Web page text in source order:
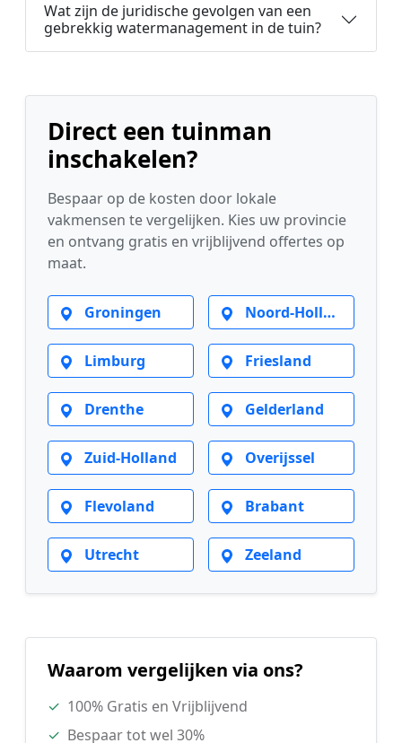
Wat zijn de juridische gevolgen van een
gebrekkig watermanagement in de tuin?
Direct een tuinman
inschakelen?
Bespaar op de kosten door lokale
vakmensen te vergelijken. Kies uw provincie
en ontvang gratis en vrijblijvend offertes op
maat.
Groningen Noord-Holland
Limburg Friesland
Drenthe Gelderland
Zuid-Holland Overijssel
Flevoland Brabant
Utrecht Zeeland
Waarom vergelijken via ons?
✓ 100% Gratis en Vrijblijvend
✓ Bespaar tot wel 30%